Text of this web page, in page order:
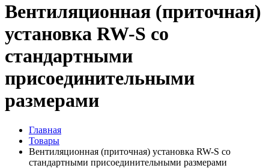
Вентиляционная (приточная)
установка RW-S со
стандартными
присоединительными
размерами
Главная
Товары
Вентиляционная (приточная) установка RW-S со
стандартными присоединительными размерами